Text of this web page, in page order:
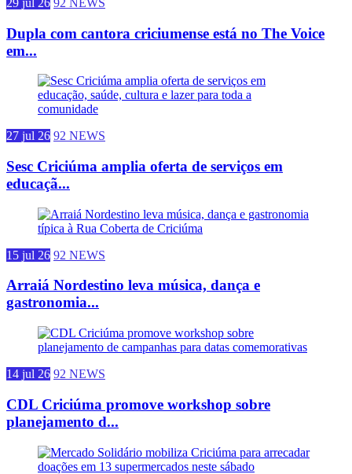
Dupla com cantora criciumense está no The Voice
em...
27 jul 26 92 NEWS
Sesc Criciúma amplia oferta de serviços em
educaçã...
15 jul 26 92 NEWS
Arraiá Nordestino leva música, dança e
gastronomia...
14 jul 26 92 NEWS
CDL Criciúma promove workshop sobre
planejamento d...